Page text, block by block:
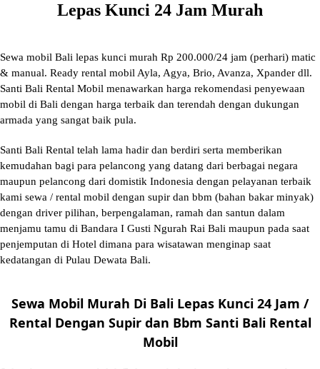
Lepas Kunci 24 Jam Murah
Sewa mobil Bali lepas kunci murah Rp 200.000/24 jam (perhari) matic
& manual. Ready rental mobil Ayla, Agya, Brio, Avanza, Xpander dll.
Santi Bali Rental Mobil menawarkan harga rekomendasi penyewaan
mobil di Bali dengan harga terbaik dan terendah dengan dukungan
armada yang sangat baik pula.
Santi Bali Rental telah lama hadir dan berdiri serta memberikan
kemudahan bagi para pelancong yang datang dari berbagai negara
maupun pelancong dari domistik Indonesia dengan pelayanan terbaik
kami sewa / rental mobil dengan supir dan bbm (bahan bakar minyak)
dengan driver pilihan, berpengalaman, ramah dan santun dalam
menjamu tamu di Bandara I Gusti Ngurah Rai Bali maupun pada saat
penjemputan di Hotel dimana para wisatawan menginap saat
kedatangan di Pulau Dewata Bali.
Sewa Mobil Murah Di Bali Lepas Kunci 24 Jam /
Rental Dengan Supir dan Bbm Santi Bali Rental
Mobil